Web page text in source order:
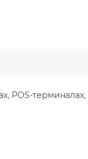
POS-терминалах,